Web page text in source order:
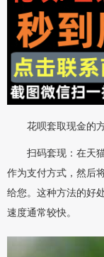
花呗套取现金的
扫码套现：在天
作为支付方式，然后
给您。这种方法的好
速度通常较快。